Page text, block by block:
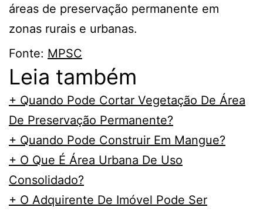
áreas de preservação permanente em
zonas rurais e urbanas.
Fonte: MPSC
Leia também
+ Quando Pode Cortar Vegetação De Área
De Preservação Permanente?
+ Quando Pode Construir Em Mangue?
+ O Que É Área Urbana De Uso
Consolidado?
+ O Adquirente De Imóvel Pode Ser